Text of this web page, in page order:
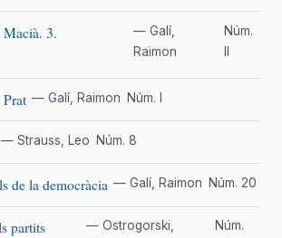
Macià. 3.
— Galí,
Raimon
Núm.
II
— Galí, Raimon Núm. I
— Strauss, Leo Núm. 8
de la democràcia — Galí, Raimon Núm. 20
partits
— Ostrogorski,
Núm.